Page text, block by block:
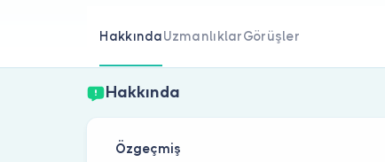
HakkındaUzmanlıklarGörüşler
Hakkında
Özgeçmiş